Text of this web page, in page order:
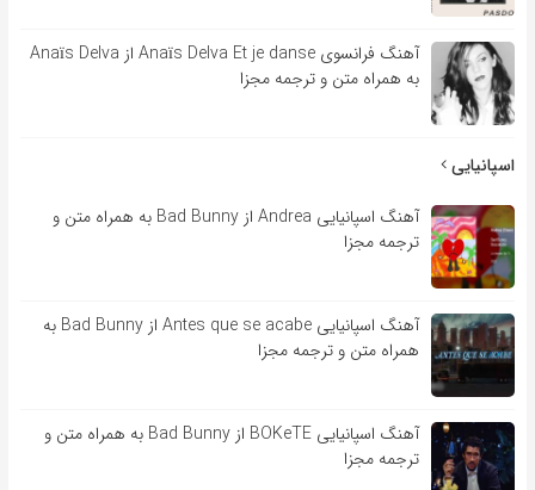
آهنگ فرانسوی Anaïs Delva Et je danse از Anaïs Delva
به همراه متن و ترجمه مجزا
اسپانیایی
آهنگ اسپانیایی Andrea از Bad Bunny به همراه متن و
ترجمه مجزا
آهنگ اسپانیایی Antes que se acabe از Bad Bunny به
همراه متن و ترجمه مجزا
آهنگ اسپانیایی BOKeTE از Bad Bunny به همراه متن و
ترجمه مجزا